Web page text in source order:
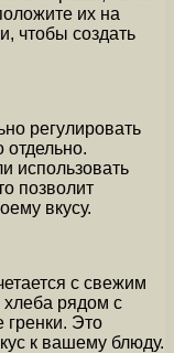
их на
чтобы создать
регулировать
отдельно.
использовать
позволит
вкусу.
с свежим
рядом с
гренки. Это
к вашему блюду.